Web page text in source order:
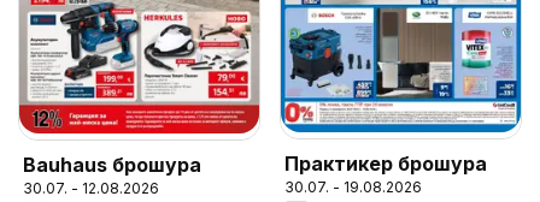
Bauhaus брошура
30.07. - 12.08.2026
Практикер брошура
30.07. - 19.08.2026